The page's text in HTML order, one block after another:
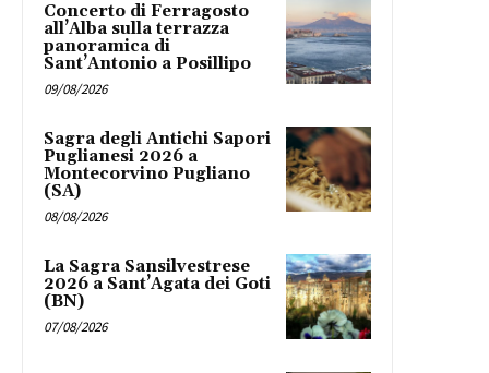
Concerto di Ferragosto
all’Alba sulla terrazza
panoramica di
Sant’Antonio a Posillipo
09/08/2026
Sagra degli Antichi Sapori
Puglianesi 2026 a
Montecorvino Pugliano
(SA)
08/08/2026
La Sagra Sansilvestrese
2026 a Sant’Agata dei Goti
(BN)
07/08/2026